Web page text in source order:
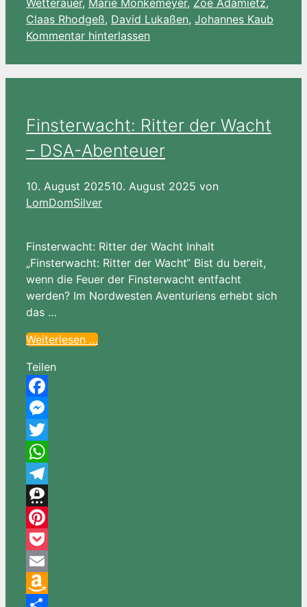
Wetterauer, Marie Mönkemeyer, Zoe Adamietz,
Claas Rhodgeß, David Lukaßen, Johannes Kaub
Kommentar hinterlassen
Finsterwacht: Ritter der Wacht
– DSA-Abenteuer
10. August 202510. August 2025 von
LomDomSilver
Finsterwacht: Ritter der Wacht Inhalt
„Finsterwacht: Ritter der Wacht“ Bist du bereit,
wenn die Feuer der Finsterwacht entfacht
werden? Im Nordwesten Aventuriens erhebt sich
das …
Weiterlesen …
Teilen
Facebook
Messenger
Twitter
WhatsApp
Telegram
Threema
Pinterest
Pocket
Email